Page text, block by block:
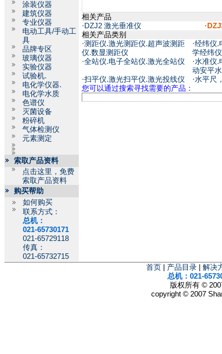
涂装仪器
建筑仪器
专业仪器
电动工具/手动工
具
品牌专区
玻璃仪器
实验仪器
试验机.
电化学仪器.
电化学水质
色谱仪
灭菌设备
粉碎机
气体检测仪
元素测定
索取产品资料
点击这里，免费
索取产品资料
购买帮助
如何购买
联系方式：
总机：
021-65730171
021-65729118
传真：
021-65732715
相关产品
·DZJ2 激光垂准仪
相关产品类别
·测距仪.激光测距仪.超声波测距
仪.数显测距仪
·经纬仪.
学经纬仪
·全站仪.电子全站仪.激光全站仪 ·水准仪.
动安平
·扫平仪.激光扫平仪.激光投线仪 ·水平尺
您可以通过搜索寻找需要的产品：
首页 产品目录
解决
总机：021-
版权所有 ©
copyright © 2007